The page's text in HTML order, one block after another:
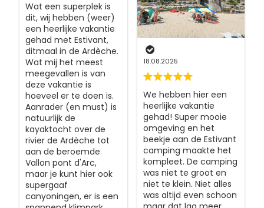
Wat een superplek is
dit, wij hebben (weer)
een heerlijke vakantie
gehad met Estivant,
ditmaal in de Ardèche.
Wat mij het meest
meegevallen is van
deze vakantie is
hoeveel er te doen is.
Aanrader (en must) is
natuurlijk de
kayaktocht over de
rivier de Ardèche tot
aan de beroemde
Vallon pont d'Arc,
maar je kunt hier ook
supergaaf
canyoningen, er is een
18.08.2025
We hebben hier een
heerlijke vakantie
gehad! Super mooie
omgeving en het
beekje aan de Estivant
camping maakte het
kompleet. De camping
was niet te groot en
niet te klein. Niet alles
was altijd even schoon